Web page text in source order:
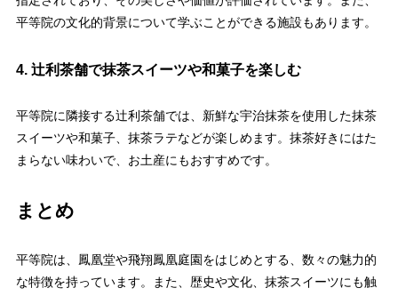
平等院の文化的背景について学ぶことができる施設もあります。
4. 辻利茶舗で抹茶スイーツや和菓子を楽しむ
平等院に隣接する辻利茶舗では、新鮮な宇治抹茶を使用した抹茶
スイーツや和菓子、抹茶ラテなどが楽しめます。抹茶好きにはた
まらない味わいで、お土産にもおすすめです。
まとめ
平等院は、鳳凰堂や飛翔鳳凰庭園をはじめとする、数々の魅力的
な特徴を持っています。また、歴史や文化、抹茶スイーツにも触